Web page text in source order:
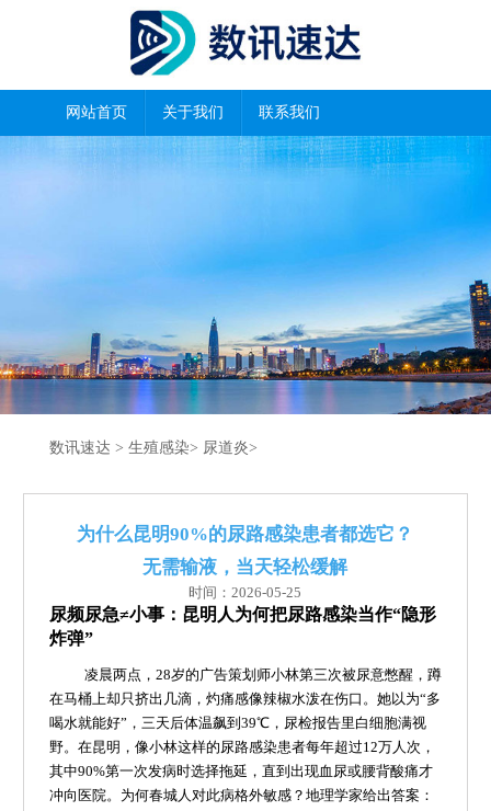
网站首页 关于我们 联系我们
数讯速达 > 生殖感染> 尿道炎>
为什么昆明90%的尿路感染患者都选它？
无需输液，当天轻松缓解
时间：2026-05-25
尿频尿急≠小事：昆明人为何把尿路感染当作“隐形
炸弹”
凌晨两点，28岁的广告策划师小林第三次被尿意憋醒，蹲
在马桶上却只挤出几滴，灼痛感像辣椒水泼在伤口。她以为“多
喝水就能好”，三天后体温飙到39℃，尿检报告里白细胞满视
野。在昆明，像小林这样的尿路感染患者每年超过12万人次，
其中90%第一次发病时选择拖延，直到出现血尿或腰背酸痛才
冲向医院。为何春城人对此病格外敏感？地理学家给出答案：